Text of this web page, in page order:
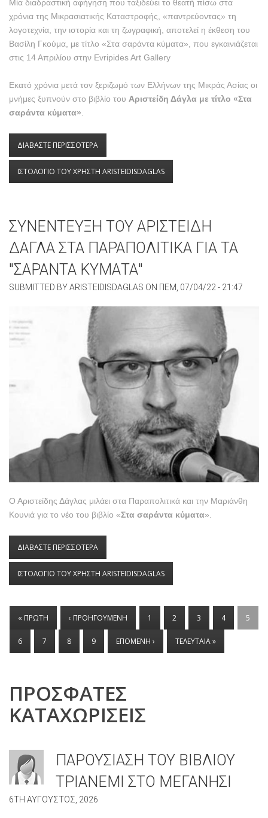
Μία διαδραστική αφήγηση που ταξιδεύει το θεατή πίσω στα
χρόνια της Μικρασιατικής Καταστροφής, «παντρεύοντας» τη
λογοτεχνία, την ιστορία και τη ζωγραφική, αποτελεί η έκθεση του
Βασίλη Γκούμα, με τίτλο «Στα σαράντα κύματα», που εγκαινιάζεται
στις 14 Απριλίου στην Evripides Art Gallery
Εκατό χρόνια μετά τον ξεριζωμό των Ελλήνων της Μικράς Ασίας οι
μνήμες ξυπνούν στο βιβλίο του Αριστείδη Δάγλα με τίτλο «Στα
σαράντα κύματα»
ΔΙΑΒΑΣΤΕ ΠΕΡΙΣΣΟΤΕΡΑ
ΚΑΤΑΣΤΡΟΦΗ
ΙΣΤΟΛΟΓΙΟ ΤΟΥ ΧΡΗΣΤΗ ARISTEIDISDAGLAS
ΣΥΝΕΝΤΕΥΞΗ ΤΟΥ ΑΡΙΣΤΕΙΔΗ
ΔΑΓΛΑ ΣΤΑ ΠΑΡΑΠΟΛΙΤΙΚΑ ΓΙΑ ΤΑ
"ΣΑΡΑΝΤΑ ΚΥΜΑΤΑ"
SUBMITTED BYARISTEIDISDAGLAS ON ΠΕΜ, 07/04/22 - 21:47
Ο Αριστείδης Δάγλας μιλάει στα Παραπολιτικά και την Μαριάνθη
Κουνιά για το νέο του βιβλίο «Στα σαράντα κύματα».
ΔΙΑΒΑΣΤΕ ΠΕΡΙΣΣΟΤΕΡΑ
ΙΣΤΟΛΟΓΙΟ ΤΟΥ ΧΡΗΣΤΗ ARISTEIDISDAGLAS
ΣΕΛΙΔΕΣ
« ΠΡΩΤΗ ‹ ΠΡΟΗΓΟΥΜΕΝΗ 1 2 3 4 5
6 7 8 9 ΕΠΟΜΕΝΗ › ΤΕΛΕΥΤΑΙΑ »
ΠΡΟΣΦΑΤΕΣ
ΚΑΤΑΧΩΡΙΣΕΙΣ
ΠΑΡΟΥΣΙΑΣΗ ΤΟΥ ΒΙΒΛΙΟΥ
ΤΡΙΑΝΕΜΙ ΣΤΟ ΜΕΓΑΝΗΣΙ
6TH ΑΥΓΟΥΣΤΟΣ, 2026